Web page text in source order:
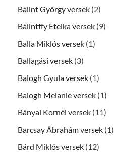
Bálint György versek (2)
Bálintffy Etelka versek (9)
Balla Miklós versek (1)
Ballagási versek (3)
Balogh Gyula versek (1)
Balogh Melanie versek (1)
Bányai Kornél versek (11)
Barcsay Ábrahám versek (1)
Bárd Miklós versek (12)